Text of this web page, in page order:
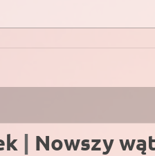
| Nowszy